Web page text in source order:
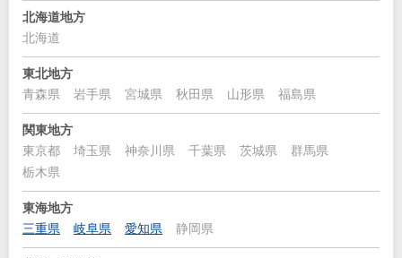
北海道地方
北海道
東北地方
青森県
岩手県 宮城県 秋田県 山形県 福島県
関東地方
東京都
埼玉県 神奈川県 千葉県 茨城県
群馬県
栃木県
東海地方
三重県
岐阜県 愛知県 静岡県